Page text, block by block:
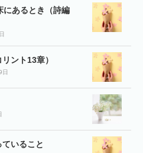
にあるとき（詩編
ント13章）
いること